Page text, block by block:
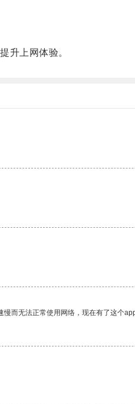
升上网体验。
而无法正常使用网络，现在有了这个